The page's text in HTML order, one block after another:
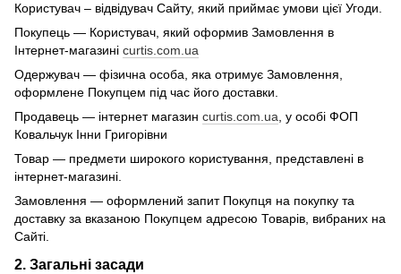
Користувач – відвідувач Сайту, який приймає умови цієї Угоди.
Покупець — Користувач, який оформив Замовлення в
Інтернет-магазині curtis.com.ua
Одержувач — фізична особа, яка отримує Замовлення,
оформлене Покупцем під час його доставки.
Продавець — інтернет магазин curtis.com.ua , у особі ФОП
Ковальчук Інни Григорівни
Товар — предмети широкого користування, представлені в
інтернет-магазині.
Замовлення — оформлений запит Покупця на покупку та
доставку за вказаною Покупцем адресою Товарів, вибраних на
Сайті.
2. Загальні засади